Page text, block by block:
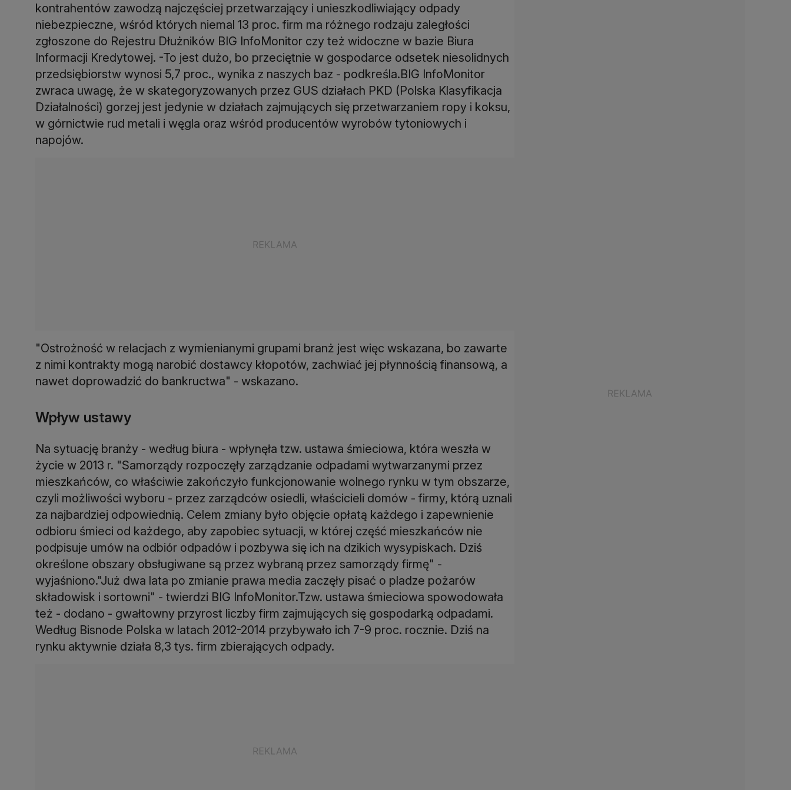
kontrahentów zawodzą najczęściej przetwarzający i unieszkodliwiający odpady
niebezpieczne, wśród których niemal 13 proc. firm ma różnego rodzaju zaległości
zgłoszone do Rejestru Dłużników BIG InfoMonitor czy też widoczne w bazie Biura
Informacji Kredytowej. -To jest dużo, bo przeciętnie w gospodarce odsetek niesolidnych
przedsiębiorstw wynosi 5,7 proc., wynika z naszych baz - podkreśla.BIG InfoMonitor
zwraca uwagę, że w skategoryzowanych przez GUS działach PKD (Polska Klasyfikacja
Działalności) gorzej jest jedynie w działach zajmujących się przetwarzaniem ropy i koksu,
w górnictwie rud metali i węgla oraz wśród producentów wyrobów tytoniowych i
napojów.
"Ostrożność w relacjach z wymienianymi grupami branż jest więc wskazana, bo zawarte
z nimi kontrakty mogą narobić dostawcy kłopotów, zachwiać jej płynnością finansową, a
nawet doprowadzić do bankructwa" - wskazano.
Wpływ ustawy
Na sytuację branży - według biura - wpłynęła tzw. ustawa śmieciowa, która weszła w
życie w 2013 r. "Samorządy rozpoczęły zarządzanie odpadami wytwarzanymi przez
mieszkańców, co właściwie zakończyło funkcjonowanie wolnego rynku w tym obszarze,
czyli możliwości wyboru - przez zarządców osiedli, właścicieli domów - firmy, którą uznali
za najbardziej odpowiednią. Celem zmiany było objęcie opłatą każdego i zapewnienie
odbioru śmieci od każdego, aby zapobiec sytuacji, w której część mieszkańców nie
podpisuje umów na odbiór odpadów i pozbywa się ich na dzikich wysypiskach. Dziś
określone obszary obsługiwane są przez wybraną przez samorządy firmę" -
wyjaśniono."Już dwa lata po zmianie prawa media zaczęły pisać o pladze pożarów
składowisk i sortowni" - twierdzi BIG InfoMonitor.Tzw. ustawa śmieciowa spowodowała
też - dodano - gwałtowny przyrost liczby firm zajmujących się gospodarką odpadami.
Według Bisnode Polska w latach 2012-2014 przybywało ich 7-9 proc. rocznie. Dziś na
rynku aktywnie działa 8,3 tys. firm zbierających odpady.